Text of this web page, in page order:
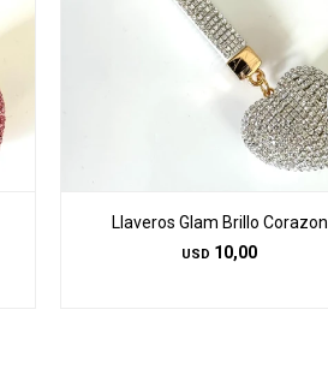
Llaveros Glam Brillo Corazon
USD 10,00